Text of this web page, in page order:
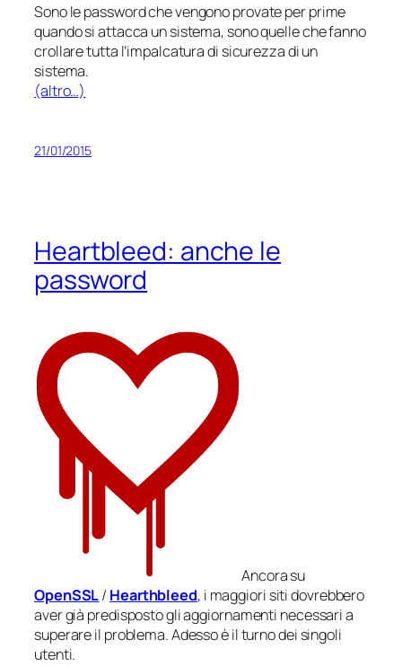
Sono le password che vengono provate per prime
quando si attacca un sistema, sono quelle che fanno
crollare tutta l’impalcatura di sicurezza di un
sistema.
(altro…)
21/01/2015
Heartbleed: anche le
password
Ancora su
OpenSSL/ Hearthbleed, i maggiori siti dovrebbero
aver già predisposto gli aggiornamenti necessari a
superare il problema. Adesso è il turno dei singoli
utenti.